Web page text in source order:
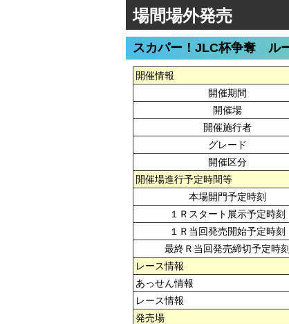
場間場外発売
スカパー！JLC杯争奪 ル
開催情報
開催期間
開催場
開催施行者
グレード
開催区分
開催場進行予定時間等
本場開門予定時刻
１Ｒスタート展示予定時刻
１Ｒ当回発売開始予定時刻
最終Ｒ当回発売締切予定時刻
レース情報
あっせん情報
レース情報
発売場